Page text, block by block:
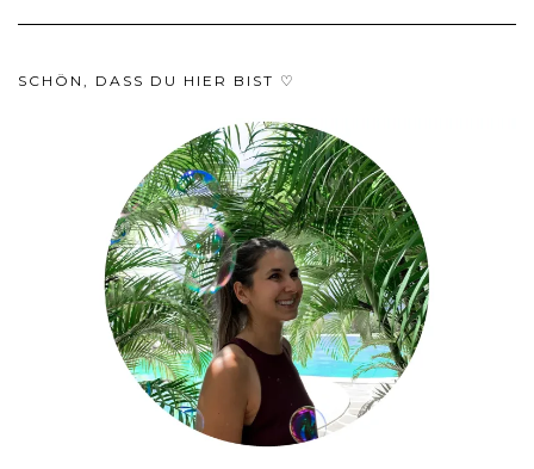
SCHÖN, DASS DU HIER BIST ♡